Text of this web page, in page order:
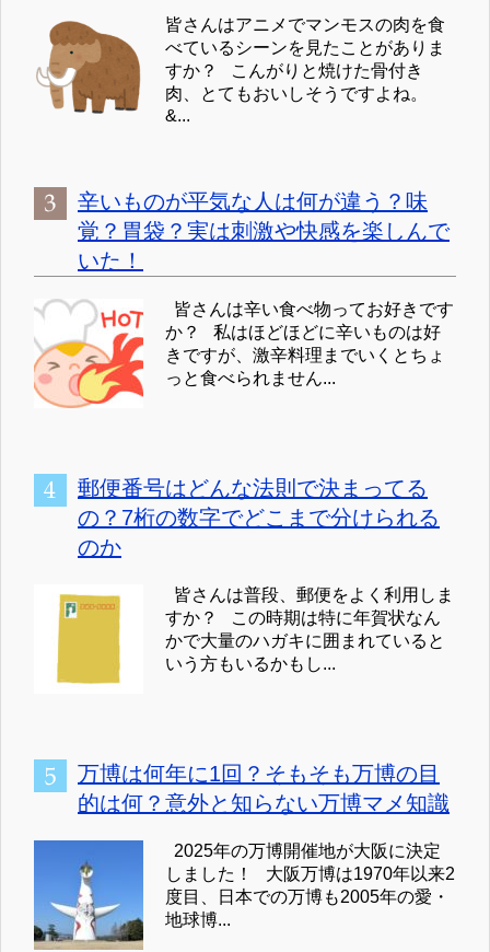
皆さんはアニメでマンモスの肉を食
べているシーンを見たことがありま
すか？ こんがりと焼けた骨付き
肉、とてもおいしそうですよね。
&...
辛いものが平気な人は何が違う？味
覚？胃袋？実は刺激や快感を楽しんで
いた！
皆さんは辛い食べ物ってお好きです
か？ 私はほどほどに辛いものは好
きですが、激辛料理までいくとちょ
っと食べられません...
郵便番号はどんな法則で決まってる
の？7桁の数字でどこまで分けられる
のか
皆さんは普段、郵便をよく利用しま
すか？ この時期は特に年賀状なん
かで大量のハガキに囲まれていると
いう方もいるかもし...
万博は何年に1回？そもそも万博の目
的は何？意外と知らない万博マメ知識
2025年の万博開催地が大阪に決定
しました！ 大阪万博は1970年以来2
度目、日本での万博も2005年の愛・
地球博...